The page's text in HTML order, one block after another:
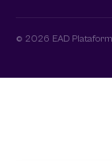
© 2026 EAD